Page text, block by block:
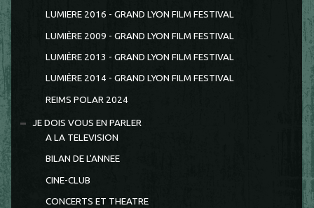
LUMIERE 2016 - GRAND LYON FILM FESTIVAL
LUMIÈRE 2009 - GRAND LYON FILM FESTIVAL
LUMIÈRE 2013 - GRAND LYON FILM FESTIVAL
LUMIÈRE 2014 - GRAND LYON FILM FESTIVAL
REIMS POLAR 2024
JE DOIS VOUS EN PARLER
A LA TELEVISION
BILAN DE L'ANNEE
CINE-CLUB
CONCERTS ET THEATRE